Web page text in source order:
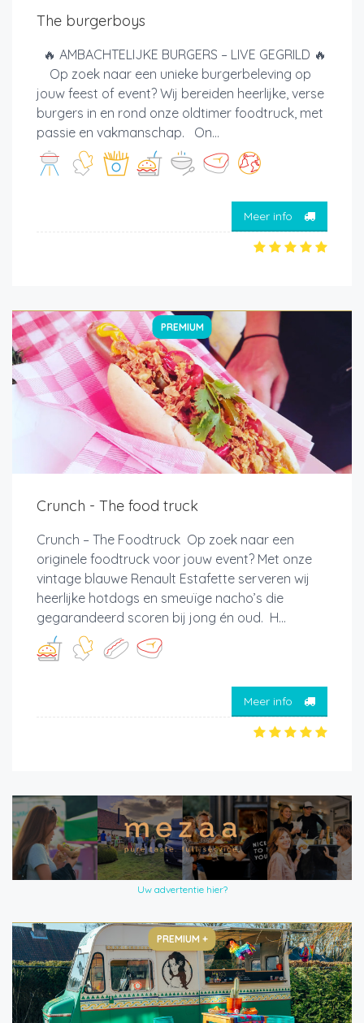
The burgerboys
🔥 AMBACHTELIJKE BURGERS – LIVE GEGRILD 🔥
Op zoek naar een unieke burgerbeleving op
jouw feest of event? Wij bereiden heerlijke, verse
burgers in en rond onze oldtimer foodtruck, met
passie en vakmanschap. On...
Meer info
PREMIUM
Crunch - The food truck
Crunch – The Foodtruck Op zoek naar een
originele foodtruck voor jouw event? Met onze
vintage blauwe Renault Estafette serveren wij
heerlijke hotdogs en smeuïge nacho’s die
gegarandeerd scoren bij jong én oud. H...
Meer info
Uw advertentie hier?
PREMIUM +